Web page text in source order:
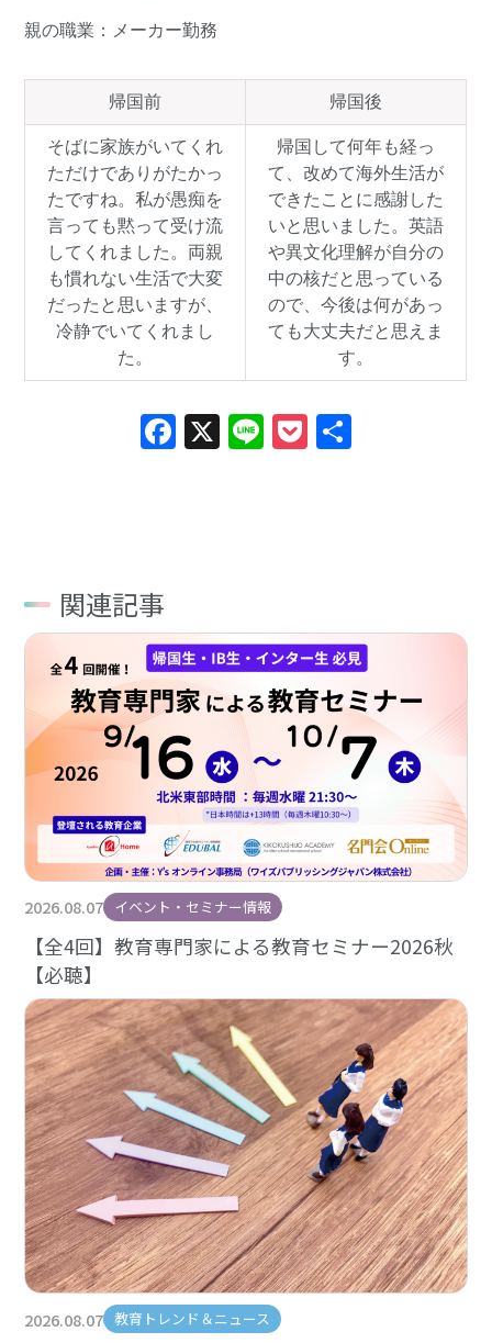
親の職業：メーカー勤務
帰国前 帰国後
そばに家族がいてくれ
ただけでありがたかっ
たですね。私が愚痴を
言っても黙って受け流
してくれました。両親
も慣れない生活で大変
だったと思いますが、
冷静でいてくれまし
た。
帰国して何年も経っ
て、改めて海外生活が
できたことに感謝した
いと思いました。英語
や異文化理解が自分の
中の核だと思っている
ので、今後は何があっ
ても大丈夫だと思えま
す。
Facebook
X LinePocket
関連記事
2026.08.07 イベント・セミナー情報
【全4回】教育専門家による教育セミナー2026秋
【必聴】
2026.08.07 教育トレンド＆ニュース